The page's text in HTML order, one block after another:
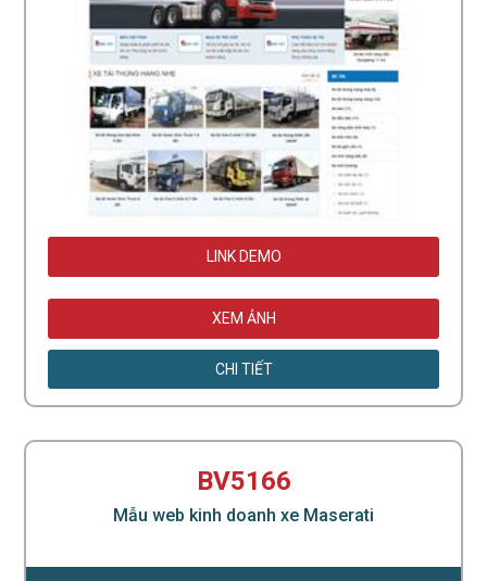
LINK DEMO
XEM ẢNH
CHI TIẾT
BV5166
Mẫu web kinh doanh xe Maserati